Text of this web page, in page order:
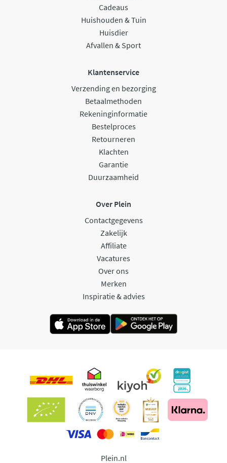
Cadeaus
Huishouden & Tuin
Huisdier
Afvallen & Sport
Klantenservice
Verzending en bezorging
Betaalmethoden
Rekeninginformatie
Bestelproces
Retourneren
Klachten
Garantie
Duurzaamheid
Over Plein
Contactgegevens
Zakelijk
Affiliate
Vacatures
Over ons
Merken
Inspiratie & advies
Plein.nl